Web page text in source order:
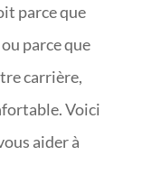
parce que
parce que
carrière,
Voici
aider à